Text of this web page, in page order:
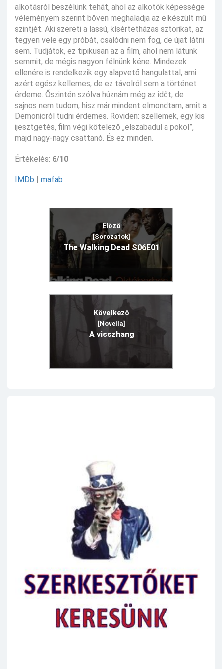
alkotásról beszélünk tehát, ahol az alkotók képessége
véleményem szerint bőven meghaladja az elkészült mű
szintjét. Aki szereti a lassú, kísértetházas sztorikat, az
tegyen vele egy próbát, csalódni nem fog, de újat látni
sem. Tudjátok, ez tipikusan az a film, ahol nem látunk
semmit, de mégis nagyon félnünk kéne. Mindezek
ellenére is rendelkezik egy alapvető hangulattal, ami
azért egész kellemes, de ez távolról sem a történet
érdeme. Őszintén szólva húznám még az időt, de
sajnos nem tudom, hisz már mindent elmondtam, amit a
Demonicról tudni érdemes. Röviden: szellemek, egy kis
ijesztgetés, film végi kötelező „elszabadul a pokol”,
majd nagy-nagy csattanó. És ez minden.
Értékelés: 6/10
IMDb | mafab
Előző
[Sorozatok]
The Walking Dead S06E01
Következő
[Novella]
A visszhang